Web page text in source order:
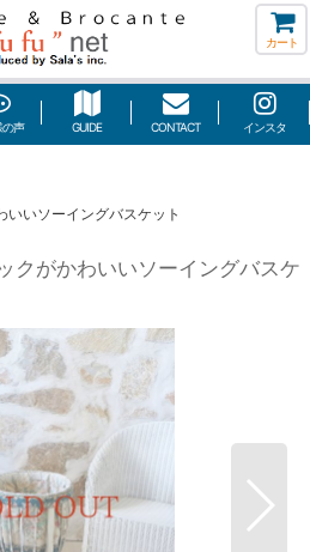
カート
の声 GUIDE CONTACT インスタ
いいソーイングバスケット
クがかわいいソーイングバスケ